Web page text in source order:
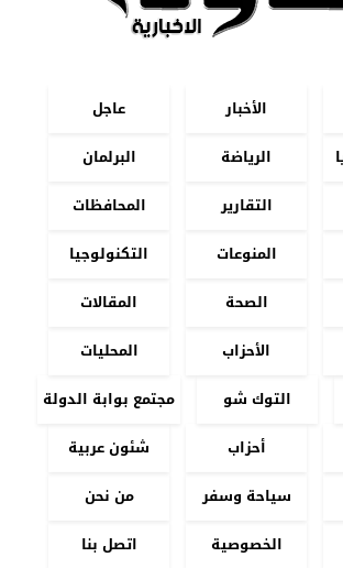
الأخبار
عاجل
الرياضة
البرلمان
التقارير
المحافظات
المنوعات
التكنولوجيا
الصحة
المقالات
الأحزاب
المحليات
التوك شو
مجتمع بوابة الدولة
أحزاب
شئون عربية
سياحة وسفر
من نحن
الخصوصية اتصل بنا